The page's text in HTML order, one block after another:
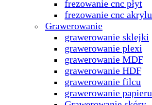
frezowanie cnc płyt
frezowanie cnc akrylu
Grawerowanie
grawerowanie sklejki
grawerowanie plexi
grawerowanie MDF
grawerowanie HDF
grawerowanie filcu
grawerowanie papieru